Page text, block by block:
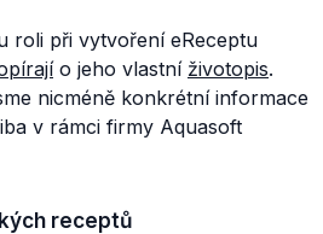
roli při vytvoření eReceptu
o jeho vlastní životopis.
nicméně konkrétní informace
v rámci firmy Aquasoft
receptů